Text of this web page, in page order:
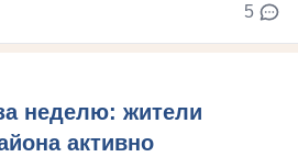
5
неделю: жители
активно